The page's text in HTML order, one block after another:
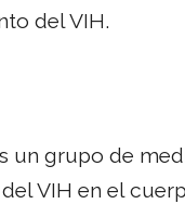
del VIH.
un grupo de
VIH en el